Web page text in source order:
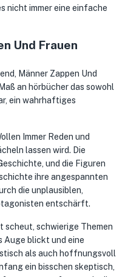
nicht immer eine einfache
Und Frauen
Männer Zappen Und
an hörbücher das sowohl
ein wahrhaftiges
Immer Reden und
lassen wird. Die
und die Figuren
ihre angespannten
die unplausiblen,
entschärft.
scheut, schwierige Themen
Auge blickt und eine
als auch hoffnungsvoll
ein bisschen skeptisch,